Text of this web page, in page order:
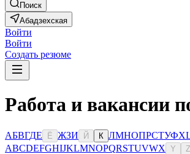
Поиск
Абадзехская
Войти
Войти
Создать резюме
Работа и вакансии
АБВГДЕ Ё ЖЗИ Й К ЛМНОПРСТУФХ
ABCDEFGHIJKLMNOPQRSTUVWX Y Z